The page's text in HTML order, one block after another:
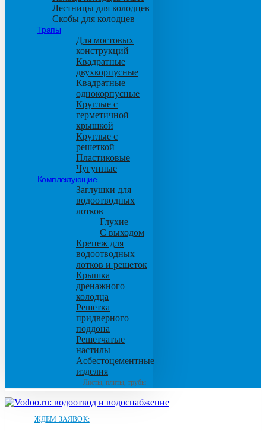
Лестницы для колодцев
Скобы для колодцев
Трапы
Для мостовых
конструкций
Квадратные
двухкорпусные
Квадратные
однокорпусные
Круглые с
герметичной
крышкой
Круглые с
решеткой
Пластиковые
Чугунные
Комплектующие
Заглушки для
водоотводных
лотков
Глухие
С выходом
Крепеж для
водоотводных
лотков и решеток
Крышка
дренажного
колодца
Решетка
придверного
поддона
Решетчатые
настилы
Асбестоцементные
изделия
Листы, плиты, трубы
ЖДЕМ ЗАЯВОК: